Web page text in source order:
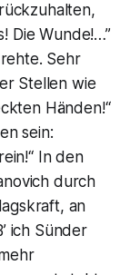
Die Wunde!…”
Sehr
Stellen wie
Händen!“
sein:
In den
durch
an
ich Sünder